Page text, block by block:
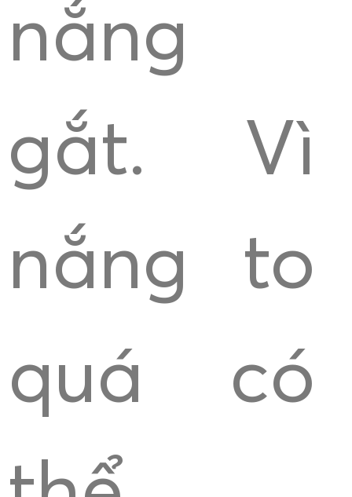
nắng
gắt. Vì
nắng to
quá có